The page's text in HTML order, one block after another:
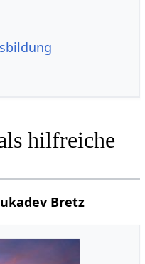
hilfreiche
Bretz